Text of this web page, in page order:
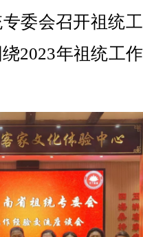
委会召开祖统
2023年祖统工